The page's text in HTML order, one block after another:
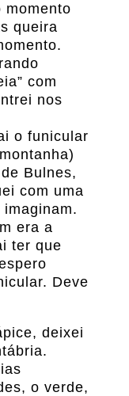
momento
queira
com
nos
o funicular
Bulnes,
com uma
era a
ter que
Deve
deixei
o verde,